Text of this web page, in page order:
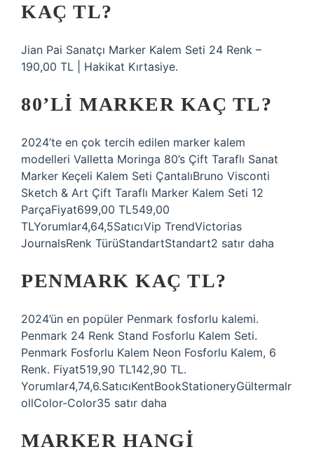
KAÇ TL?
Jian Pai Sanatçı Marker Kalem Seti 24 Renk –
190,00 TL | Hakikat Kırtasiye.
80’LI MARKER KAÇ TL?
2024’te en çok tercih edilen marker kalem
modelleri Valletta Moringa 80’s Çift Taraflı Sanat
Marker Keçeli Kalem Seti ÇantalıBruno Visconti
Sketch & Art Çift Taraflı Marker Kalem Seti 12
ParçaFiyat699,00 TL549,00
TLYorumlar4,64,5SatıcıVip TrendVictorias
JournalsRenk TürüStandartStandart2 satır daha
PENMARK KAÇ TL?
2024’ün en popüler Penmark fosforlu kalemi.
Penmark 24 Renk Stand Fosforlu Kalem Seti.
Penmark Fosforlu Kalem Neon Fosforlu Kalem, 6
Renk. Fiyat519,90 TL142,90 TL.
Yorumlar4,74,6.SatıcıKentBookStationeryGültermalr
ollColor-Color35 satır daha
MARKER HANGI